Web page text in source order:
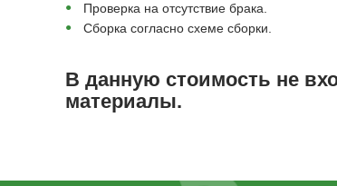
Проверка на отсутствие брака.
Сборка согласно схеме сборки.
В данную стоимость не
материалы.